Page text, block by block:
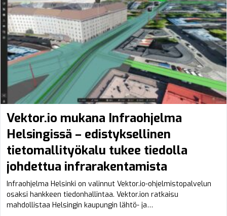
Vektor.io mukana Infraohjelma
Helsingissä – edistyksellinen
tietomallityökalu tukee tiedolla
johdettua infrarakentamista
Infraohjelma Helsinki on valinnut Vektor.io-ohjelmistopalvelun
osaksi hankkeen tiedonhallintaa. Vektor.ion ratkaisu
mahdollistaa Helsingin kaupungin lähtö- ja…